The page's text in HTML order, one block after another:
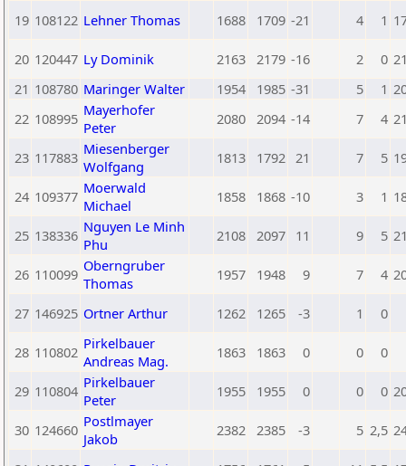
19 108122 Lehner Thomas 1688 1709 -21 4 1
20 120447 Ly Dominik 2163 2179 -16 2 0
21 108780 Maringer Walter 1954 1985 -31 5 1
22 108995 Mayerhofer
Peter
2080 2094 -14 7 4
23 117883 Miesenberger
Wolfgang
1813 1792 21 7 5
24 109377 Moerwald
Michael
1858 1868 -10 3 1
25 138336 Nguyen Le Minh
Phu
2108 2097 11 9 5
26 110099 Oberngruber
Thomas
1957 1948 9 7 4
27 146925 Ortner Arthur 1262 1265 -3 1 0
28 110802 Pirkelbauer
Andreas Mag.
1863 1863 0 0 0
29 110804 Pirkelbauer
Peter
1955 1955 0 0 0
30 124660 Postlmayer
Jakob
2382 2385 -3 5 2,5